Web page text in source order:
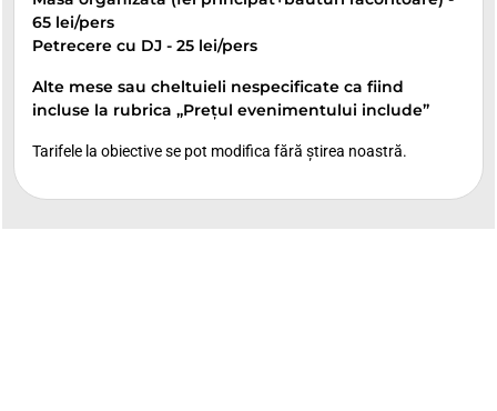
65 lei/pers
Petrecere cu DJ - 25 lei/pers
Alte mese sau cheltuieli nespecificate ca fiind
incluse la rubrica „Prețul evenimentului include”
Tarifele la obiective se pot modifica fără știrea noastră.